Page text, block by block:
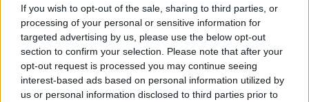
If you wish to opt-out of the sale, sharing to third parties, or
processing of your personal or sensitive information for
targeted advertising by us, please use the below opt-out
section to confirm your selection. Please note that after your
opt-out request is processed you may continue seeing
interest-based ads based on personal information utilized by
us or personal information disclosed to third parties prior to
správce koupil pražský developer a biolog Evžen Korec. Tím
ji zachránil před likvidací. V táborské zoo žije přes 535
zvířat více než 80 živočišných druhů. Zoo se specializuje na
chov ohrožených druhů. Dlouhodobě se věnuje projektu
návratu zubra evropského do přírody. Loni zoo navštívilo
119 400 lidí.